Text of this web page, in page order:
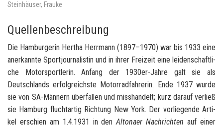
Steinhäuser, Frauke
Quellenbeschreibung
Die Ham­bur­ge­rin Her­tha Herr­mann (1897–1970) war bis 1933 eine
an­er­kann­te Sport­jour­na­lis­tin und in ihrer Frei­zeit eine lei­den­schaft­li­
che Mo­tor­sport­le­rin. An­fang der 1930er-​Jahre galt sie als
Deutsch­lands er­folg­reichs­te Mo­tor­rad­fah­re­rin. Ende 1937 wurde
sie von SA-​Männern über­fal­len und miss­han­delt; kurz dar­auf ver­ließ
sie Ham­burg flucht­ar­tig Rich­tung New York. Der vor­lie­gen­de Ar­ti­
kel er­schien am 1.4.1931 in denAl­to­na­er Nach­rich­ten auf einer